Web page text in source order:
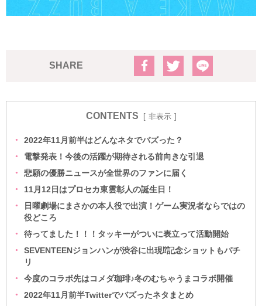
SHARE
CONTENTS 非表示
2022年11月前半はどんなネタでバズった？
電撃発表！今後の活躍が期待される前向きな引退
悲願の優勝ニュースが全世界のファンに届く
11月12日はプロセカ東雲彰人の誕生日！
日曜劇場にまさかの本人役で出演！ゲーム実況者ならではの
役どころ
待ってました！！！タッキーがついに表立って活動開始
SEVENTEENジョンハンが渋谷に出現⁉記念ショットもパチ
リ
今度のコラボ先はコメダ珈琲♪冬のむちゃうまコラボ開催
2022年11月前半Twitterでバズったネタまとめ